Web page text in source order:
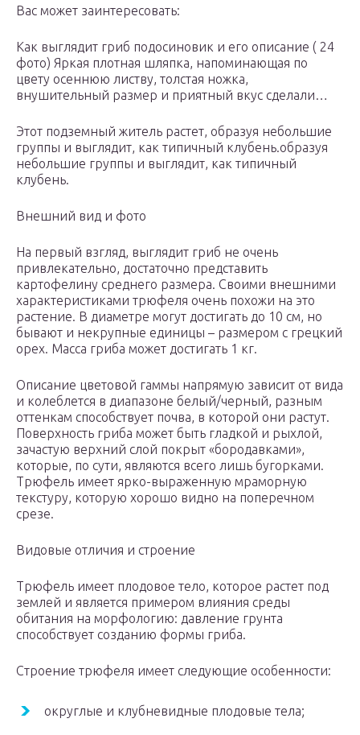
Вас может заинтересовать:
Как выглядит гриб подосиновик и его описание ( 24
фото) Яркая плотная шляпка, напоминающая по
цвету осеннюю листву, толстая ножка,
внушительный размер и приятный вкус сделали…
Этот подземный житель растет, образуя небольшие
группы и выглядит, как типичный клубень.образуя
небольшие группы и выглядит, как типичный
клубень.
Внешний вид и фото
На первый взгляд, выглядит гриб не очень
привлекательно, достаточно представить
картофелину среднего размера. Своими внешними
характеристиками трюфеля очень похожи на это
растение. В диаметре могут достигать до 10 см, но
бывают и некрупные единицы – размером с грецкий
орех. Масса гриба может достигать 1 кг.
Описание цветовой гаммы напрямую зависит от вида
и колеблется в диапазоне белый/черный, разным
оттенкам способствует почва, в которой они растут.
Поверхность гриба может быть гладкой и рыхлой,
зачастую верхний слой покрыт «бородавками»,
которые, по сути, являются всего лишь бугорками.
Трюфель имеет ярко-выраженную мраморную
текстуру, которую хорошо видно на поперечном
срезе.
Видовые отличия и строение
Трюфель имеет плодовое тело, которое растет под
землей и является примером влияния среды
обитания на морфологию: давление грунта
способствует созданию формы гриба.
Строение трюфеля имеет следующие особенности:
округлые и клубневидные плодовые тела;